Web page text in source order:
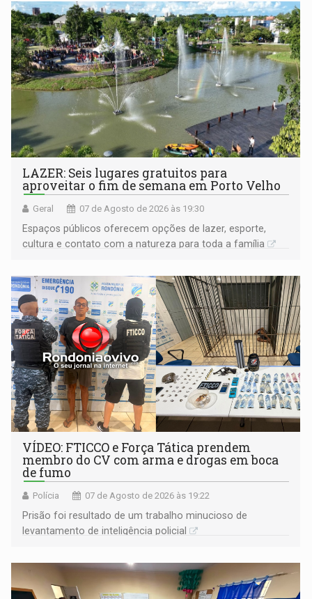
LAZER: Seis lugares gratuitos para
aproveitar o fim de semana em Porto Velho
Geral 07 de Agosto de 2026 às 19:30
Espaços públicos oferecem opções de lazer, esporte,
cultura e contato com a natureza para toda a família
VÍDEO: FTICCO e Força Tática prendem
membro do CV com arma e drogas em boca
de fumo
Polícia 07 de Agosto de 2026 às 19:22
Prisão foi resultado de um trabalho minucioso de
levantamento de inteligência policial